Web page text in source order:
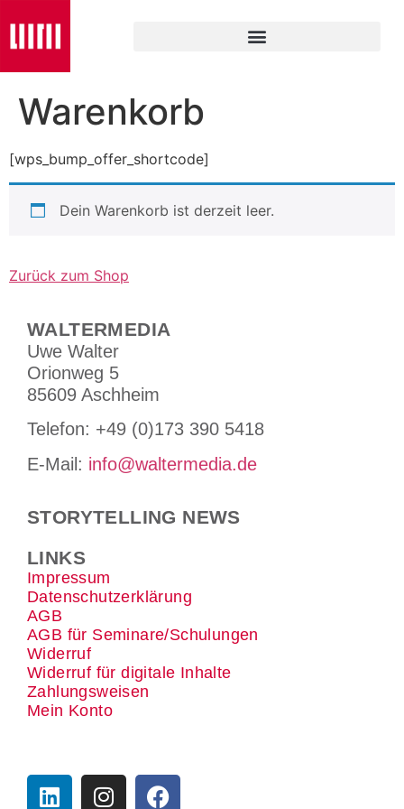
Warenkorb
[wps_bump_offer_shortcode]
Dein Warenkorb ist derzeit leer.
Zurück zum Shop
WALTERMEDIA
Uwe Walter
Orionweg 5
85609 Aschheim
Tele­fon: +49 (0)173 390 5418
E-Mail: info@waltermedia.de
STORYTELLING NEWS
LINKS
Impressum
Datenschutzerklärung
AGB
AGB für Seminare/Schulungen
Widerruf
Widerruf für digitale Inhalte
Zahlungsweisen
Mein Konto